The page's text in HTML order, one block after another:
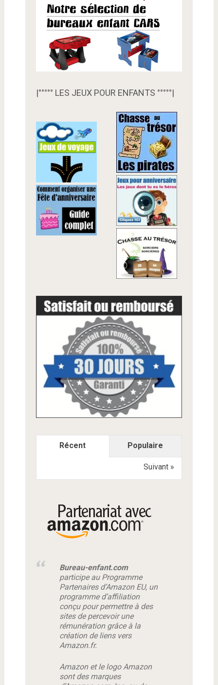
|°°°°° LES JEUX POUR ENFANTS °°°°°|
Récent Populaire
Suivant »
Bureau-enfant.com
participe au Programme
Partenaires d’Amazon EU, un
programme d’affiliation
conçu pour permettre à des
sites de percevoir une
rémunération grâce à la
création de liens vers
Amazon.fr.
Amazon et le logo Amazon
sont des marques